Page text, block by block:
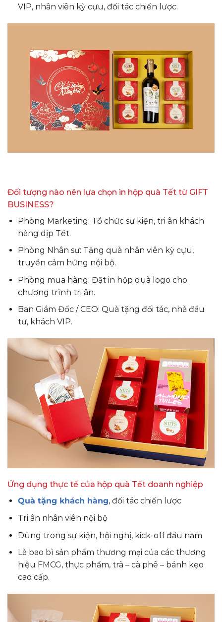
VIP, nhân viên kỳ cựu, đối tác chiến lược.
Đối tượng nào nên lựa chọn in hộp quà Tết từ GIFT
BUSINESS?
Phòng Marketing: Tổ chức sự kiện, tri ân khách
hàng dịp Tết.
Phòng Nhân sự: Tặng quà nhân viên kỳ cựu,
truyền cảm hứng nội bộ.
Phòng mua hàng: Đặt in hộp quà logo cho
chương trình tri ân.
Ban Giám Đốc / CEO: Quà tặng đối tác, nhà đầu
tư, khách VIP.
Ứng dụng thực tế của hộp quà Tết doanh nghiệp
Quà tặng khách hàng, đối tác chiến lược
Tri ân nhân viên nội bộ
Dùng trong sự kiện, hội nghị, kick-off đầu năm
Là bao bì sản phẩm thương mại của các thương
hiệu FMCG, thực phẩm, trà – cà phê – bánh kẹo
cao cấp.